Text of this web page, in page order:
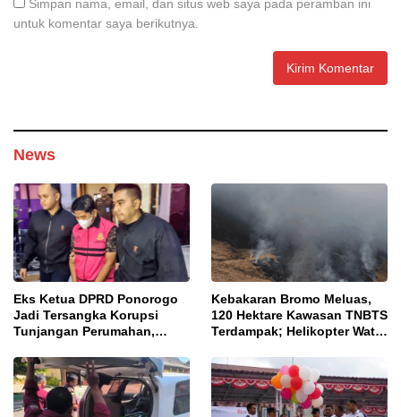
Simpan nama, email, dan situs web saya pada peramban ini
untuk komentar saya berikutnya.
News
Eks Ketua DPRD Ponorogo
Jadi Tersangka Korupsi
Tunjangan Perumahan,
Intervensi Kajian KJPP
Kebakaran Bromo Meluas,
120 Hektare Kawasan TNBTS
Terdampak; Helikopter Water